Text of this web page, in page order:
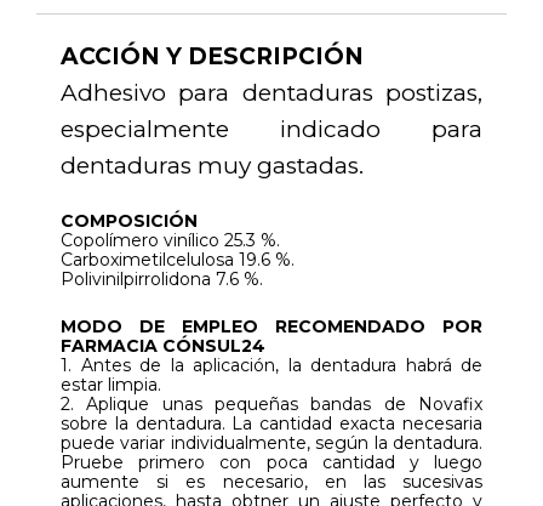
ACCIÓN Y DESCRIPCIÓN
Adhesivo para dentaduras postizas,
especialmente indicado para
dentaduras muy gastadas.
COMPOSICIÓN
Copolímero vinílico 25.3 %.
Carboximetilcelulosa 19.6 %.
Polivinilpirrolidona 7.6 %.
MODO DE EMPLEO RECOMENDADO POR
FARMACIA CÓNSUL24
1. Antes de la aplicación, la dentadura habrá de
estar limpia.
2. Aplique unas pequeñas bandas de Novafix
sobre la dentadura. La cantidad exacta necesaria
puede variar individualmente, según la dentadura.
Pruebe primero con poca cantidad y luego
aumente si es necesario, en las sucesivas
aplicaciones, hasta obtner un ajuste perfecto y